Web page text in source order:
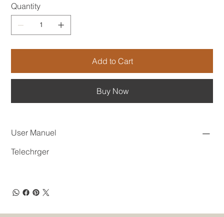
Quantity
Add to Cart
Buy Now
User Manuel
Telechrger